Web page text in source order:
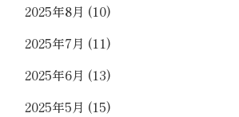
2025年8月 (10)
2025年7月 (11)
2025年6月 (13)
2025年5月 (15)